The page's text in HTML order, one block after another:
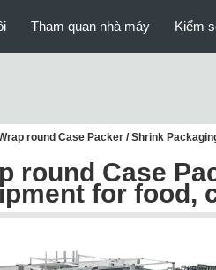
Tham quan nhà máy Kiểm
round Case Packer / Shrink
round Case
for food,